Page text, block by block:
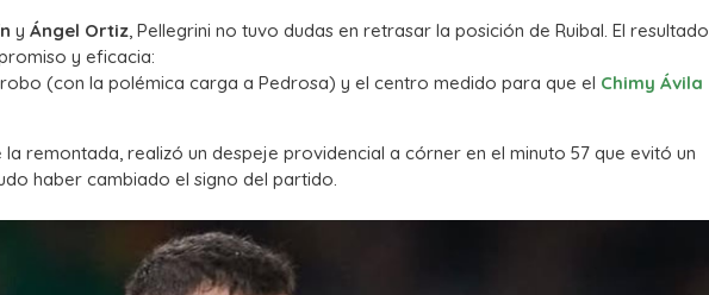
y Ángel Ortiz, Pellegrini no tuvo dudas en retrasar la posición de Ruibal. El resultado
y eficacia:
(con la polémica carga a Pedrosa) y el centro medido para que el Chimy Ávila
la remontada, realizó un despeje providencial a córner en el minuto 57 que evitó un
haber cambiado el signo del partido.